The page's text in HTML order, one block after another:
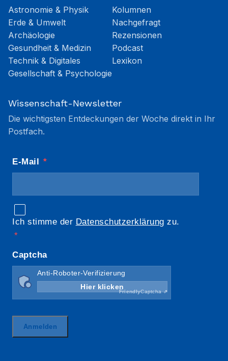
Astronomie & Physik
Erde & Umwelt
Archäologie
Gesundheit & Medizin
Technik & Digitales
Gesellschaft & Psychologie
Kolumnen
Nachgefragt
Rezensionen
Podcast
Lexikon
Wissenschaft-Newsletter
Die wichtigsten Entdeckungen der Woche direkt in Ihr
Postfach.